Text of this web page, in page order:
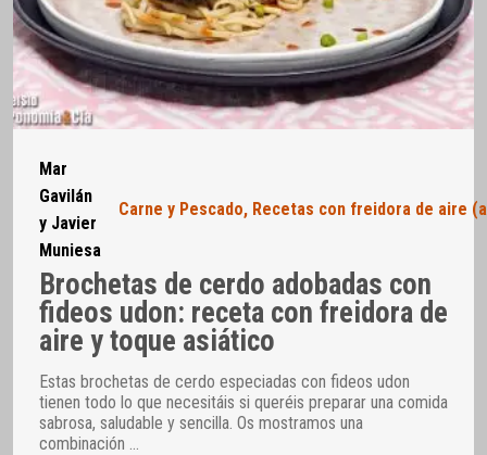
Mar
Gavilán
y Javier
Muniesa
Carne y Pescado, Recetas con freidora de aire
Brochetas de cerdo adobadas con
fideos udon: receta con freidora de
aire y toque asiático
Estas brochetas de cerdo especiadas con fideos udon
tienen todo lo que necesitáis si queréis preparar una comida
sabrosa, saludable y sencilla. Os mostramos una
combinación